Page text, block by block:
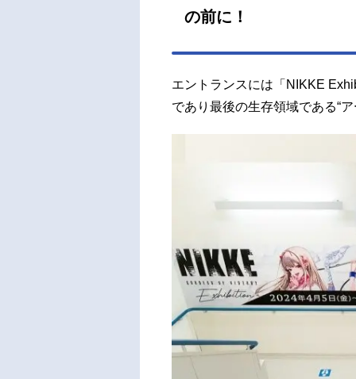
の前に！
エントランスには「NIKKE
であり最後の生存領域である“